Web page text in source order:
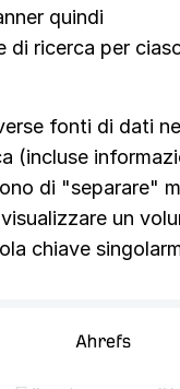
quindi
di ricerca per
fonti di dati
(incluse
di "separare"
un
chiave